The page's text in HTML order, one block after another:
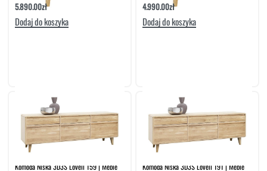
5.890.00zł
Dodaj do koszyka
4.990.00zł
Dodaj do koszyka
Komoda Niska 3D3S Lovell 159 | Meble
Komoda Niska 3D3S Lovell 191 | Meble